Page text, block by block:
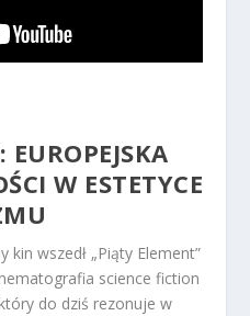
W ESTETYCE
kin wszedł „Piąty Element”
science fiction
do dziś rezonuje w